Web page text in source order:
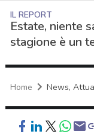
IL REPORT
Estate, niente
stagione è un
Home News,